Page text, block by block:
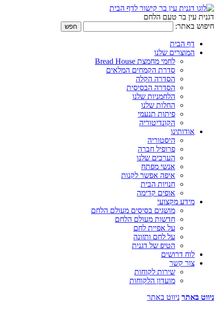
דגנית עין בר טעם הלחם
חיפוש באתר:
דף הבית
המוצרים שלנו
לחמי מחמצת Bread House
סדרת הקמחים המלאים
הסדרה הקלה
הסדרה הבסיסית
הלחמניות שלנו
החלות שלנו
פיתות תנעמי
הקונדיטוריה
אודותינו
היסטוריה
פרופיל חברה
הערכים שלנו
אנשי מפתח
איפה אפשר לקנות
חנויות הבית
אופים קדימה
מידע מקצועי
מושגים בסיסים מעולם הלחם
חדשות מעולם הלחם
על אפיית לחם
על לחם ותזונה
הטיפ של דגנית
לוח דרושים
צור קשר
שירות לקוחות
מועדון הלקוחות
ניווט באתר ניווט באתר